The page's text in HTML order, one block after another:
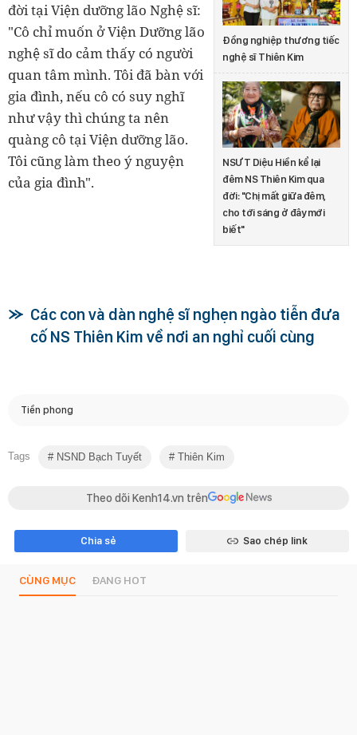
Đồng nghiệp thương tiếc
nghệ sĩ Thiên Kim
NSƯT Diệu Hiền kể lại
đêm NS Thiên Kim qua
đời: "Chị mất giữa đêm,
cho tới sáng ở đây mới
biết"
đời tại Viện dưỡng lão Nghệ sĩ:
"Cô chỉ muốn ở Viện Dưỡng lão
nghệ sĩ do cảm thấy có người
quan tâm mình. Tôi đã bàn với
gia đình, nếu cô có suy nghĩ
như vậy thì chúng ta nên
quàng cô tại Viện dưỡng lão.
Tôi cũng làm theo ý nguyện
của gia đình".
Các con và dàn nghệ sĩ nghẹn ngào tiễn đưa
cố NS Thiên Kim về nơi an nghỉ cuối cùng
Tiền phong
Tags NSND Bạch Tuyết Thiên Kim
Theo dõi Kenh14.vn trên
Chia sẻ Sao chép link
CÙNG MỤC ĐANG HOT